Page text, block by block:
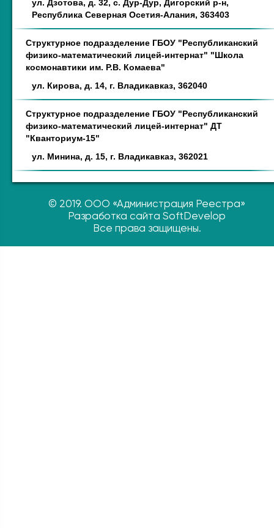
ул. Дзотова, д. 32, с. Дур-Дур, Дигорский р-н,
Республика Северная Осетия-Алания, 363403
Структурное подразделение ГБОУ "Республиканский
физико-математический лицей-интернат" "Школа
космонавтики им. Р.В. Комаева"
ул. Кирова, д. 14, г. Владикавказ, 362040
Структурное подразделение ГБОУ "Республиканский
физико-математический лицей-интернат" ДТ
"Кванториум-15"
ул. Минина, д. 15, г. Владикавказ, 362021
© 2019. ООО «Администрация Реестра»
Разработка сайта SoftDevelop
Все права защищены.